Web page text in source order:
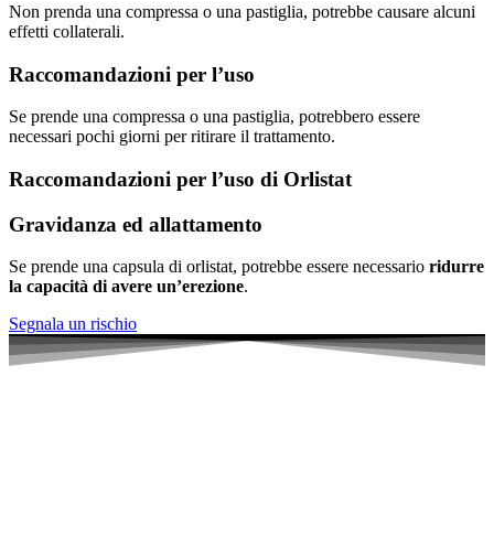
Non prenda una compressa o una pastiglia, potrebbe causare alcuni
effetti collaterali.
Raccomandazioni per l’uso
Se prende una compressa o una pastiglia, potrebbero essere
necessari pochi giorni per ritirare il trattamento.
Raccomandazioni per l’uso di Orlistat
Gravidanza ed allattamento
Se prende una capsula di orlistat, potrebbe essere necessario ridurre
la capacità di avere un’erezione.
Segnala un rischio